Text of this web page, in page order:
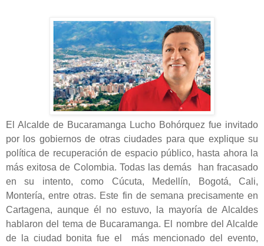
El Alcalde de Bucaramanga Lucho Bohórquez fue invitado
por los gobiernos de otras ciudades para que explique su
política de recuperación de espacio público, hasta ahora la
más exitosa de Colombia. Todas las demás han fracasado
en su intento, como Cúcuta, Medellín, Bogotá, Cali,
Montería, entre otras. Este fin de semana precisamente en
Cartagena, aunque él no estuvo, la mayoría de Alcaldes
hablaron del tema de Bucaramanga. El nombre del Alcalde
de la ciudad bonita fue el más mencionado del evento,